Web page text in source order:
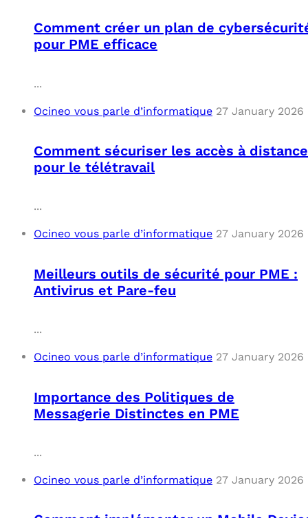
Comment créer un plan de
pour PME efficace
...
Ocineo vous parle d’informatique 27 January 2026
Comment sécuriser les accès à distance
pour le télétravail
...
Ocineo vous parle d’informatique 27 January 2026
Meilleurs outils de sécurité pour PME :
Antivirus et Pare-feu
...
Ocineo vous parle d’informatique 27 January 2026
Importance des Politiques de
Messagerie Distinctes en PME
...
Ocineo vous parle d’informatique 27 January 2026